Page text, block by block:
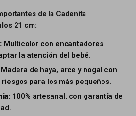
de la Cadenita
21 cm:
Multicolor con encantadores
la atención del bebé.
de haya, arce y nogal con
para los más pequeños.
100% artesanal, con garantía de